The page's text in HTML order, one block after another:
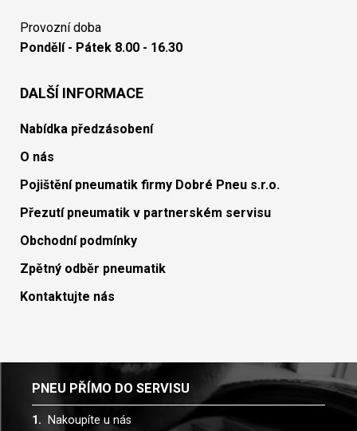
Provozní doba
Pondělí - Pátek 8.00 - 16.30
DALŠÍ INFORMACE
Nabídka předzásobení
O nás
Pojištění pneumatik firmy Dobré Pneu s.r.o.
Přezutí pneumatik v partnerském servisu
Obchodní podmínky
Zpětný odběr pneumatik
Kontaktujte nás
PNEU PŘÍMO DO SERVISU
Nakoupíte u nás